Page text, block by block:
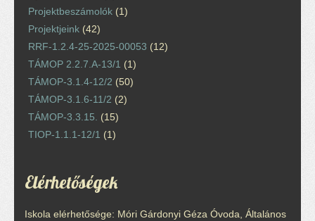
Projektbeszámolók (1)
Projektjeink (42)
RRF-1.2.4-25-2025-00053 (12)
TÁMOP 2.2.7.A-13/1 (1)
TÁMOP-3.1.4-12/2 (50)
TÁMOP-3.1.6-11/2 (2)
TÁMOP-3.3.15.
(15)
TIOP-1.1.1-12/1 (1)
Elérhetőségek
Iskola elérhetősége: Móri Gárdonyi Géza Óvoda, Általános